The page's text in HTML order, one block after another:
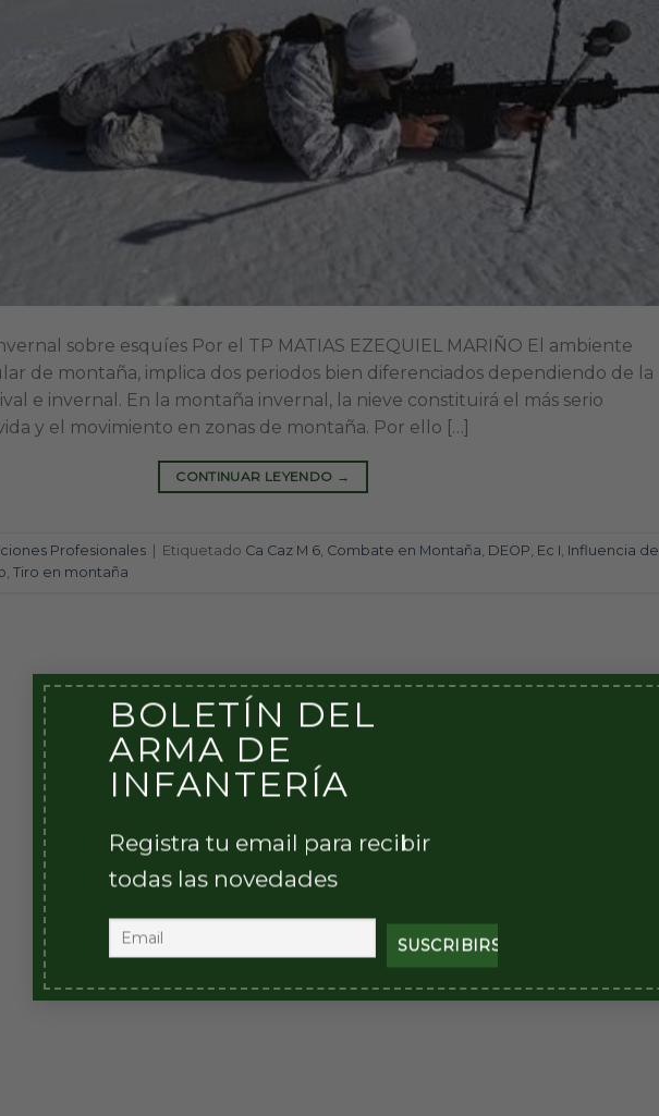
BOLETÍN DEL
ARMA DE
INFANTERÍA
Registra tu email para recibir
todas las novedades
sobre esquíes Por el TP MATIAS EZEQUIEL MARIÑO El ambiente
de montaña, implica dos periodos bien diferenciados dependiendo de la
e invernal. En la montaña invernal, la nieve constituirá el más serio
y el movimiento en zonas de montaña. Por ello […]
CONTINUAR LEYENDO →
Profesionales Etiquetado Ca Caz M 6, Combate en Montaña, DEOP, Ec I, Influencia del
, Tiro en montaña